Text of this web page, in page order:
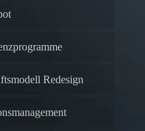
Redesign